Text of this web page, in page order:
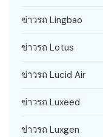
ข่าวรถ Lingbao
ข่าวรถ Lotus
ข่าวรถ Lucid Air
ข่าวรถ Luxeed
ข่าวรถ Luxgen